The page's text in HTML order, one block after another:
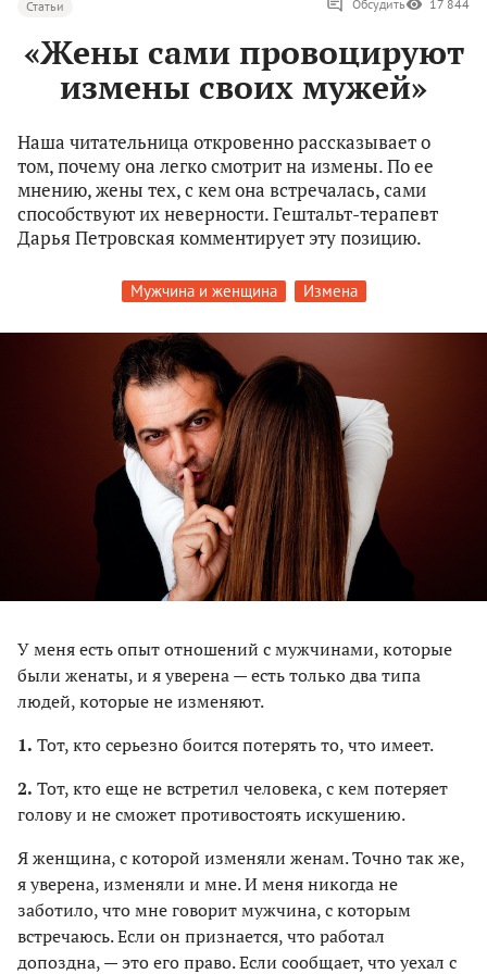
Статьи Обсудить 17 844
«Жены сами провоцируют
измены своих мужей»
Наша читательница откровенно рассказывает о
том, почему она легко смотрит на измены. По ее
мнению, жены тех, с кем она встречалась, сами
способствуют их неверности. Гештальт-терапевт
Дарья Петровская комментирует эту позицию.
Мужчина и женщина Измена
У меня есть опыт отношений с мужчинами, которые
были женаты, и я уверена — есть только два типа
людей, которые не изменяют.
1. Тот, кто серьезно боится потерять то, что имеет.
2. Тот, кто еще не встретил человека, с кем потеряет
голову и не сможет противостоять искушению.
Я женщина, с которой изменяли женам. Точно так же,
я уверена, изменяли и мне. И меня никогда не
заботило, что мне говорит мужчина, с которым
встречаюсь. Если он признается, что работал
допоздна, — это его право. Если сообщает, что уехал с